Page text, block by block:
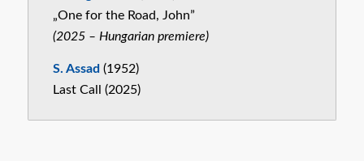
„One for the Road, John”
(2025 – Hungarian premiere)
S. Assad (1952)
Last Call (2025)